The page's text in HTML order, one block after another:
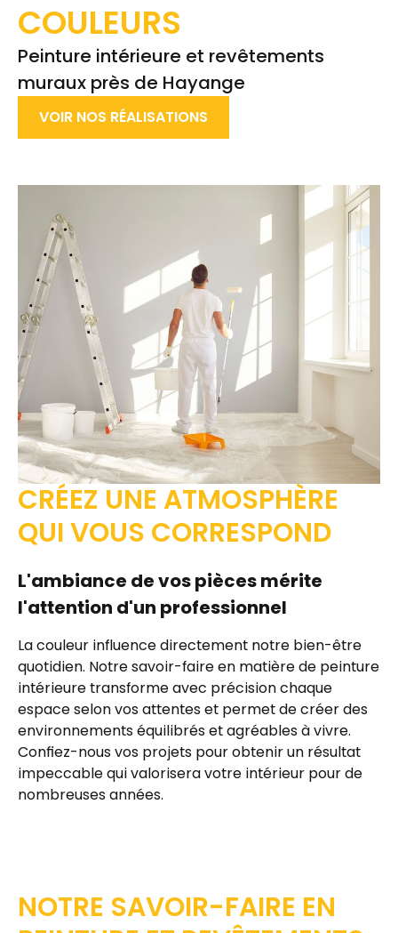
Peinture intérieure et revêtements
muraux près de Hayange
VOIR NOS RÉALISATIONS
COULEURS
CRÉEZ UNE ATMOSPHÈRE
QUI VOUS CORRESPOND
L'ambiance de vos pièces mérite
l'attention d'un professionnel
La couleur influence directement notre bien-être
quotidien. Notre savoir-faire en matière de peinture
intérieuretransforme avec précision chaque
espace selon vos attentes et permet de créer des
environnements équilibrés et agréables à vivre.
Confiez-nous vos projets pour obtenir un résultat
impeccablequi valorisera votre intérieur pour de
nombreuses années.
NOTRE SAVOIR-FAIRE EN